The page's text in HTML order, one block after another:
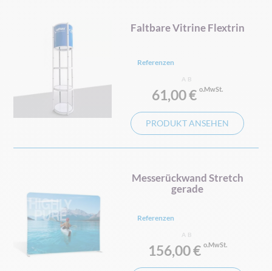
Faltbare Vitrine Flextrin
Referenzen
AB
61,00 €
PRODUKT ANSEHEN
Messerückwand Stretch
gerade
Referenzen
AB
156,00 €